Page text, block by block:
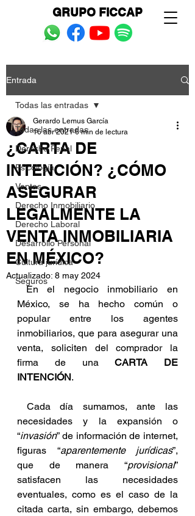
GRUPO FICCAP
Entrada
Todas las entradas
Derecho Penal
Psicología
Ventas
Derecho Inmobiliario
Derecho Laboral
Desarrollo Personal
Cultura jurídica
Seguros
Todas las entradas
¿CARTA DE
INTENCIÓN? ¿CÓMO
ASEGURAR
LEGALMENTE LA
VENTA INMOBILIARIA
EN MÉXICO?
Gerardo Lemus García
16 abr 2021 6 min de lectura
Actualizado: 8 may 2024
México, se ha hecho común o
popular entre los agentes
inmobiliarios, que para asegurar una
venta, soliciten del comprador la
firma de una CARTA DE
INTENCIÓN.
necesidades y la expansión o
“invasión” de información de internet,
figuras “aparentemente jurídicas”,
que de manera “provisional”
satisfacen las necesidades
eventuales, como es el caso de la
citada carta, sin embargo, debemos